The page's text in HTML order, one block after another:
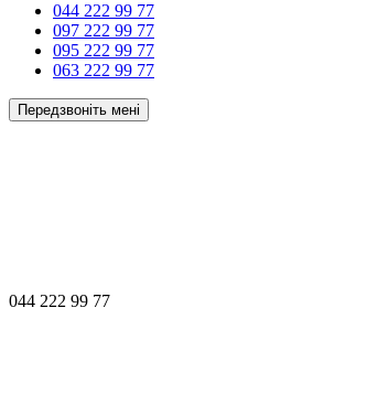
044 222 99 77
097 222 99 77
095 222 99 77
063 222 99 77
Передзвоніть мені
044 222 99 77